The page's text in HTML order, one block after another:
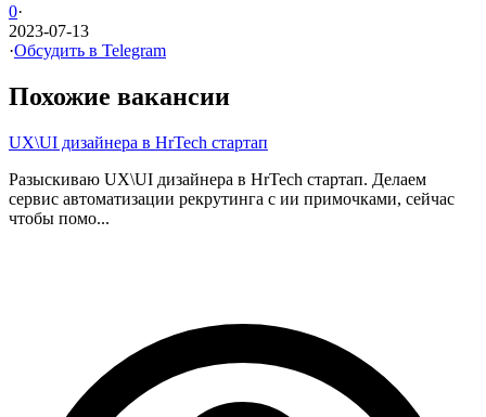
0·
2023-07-13
·Обсудить в Telegram
Похожие вакансии
UX\UI дизайнера в HrTech стартап
Разыскиваю UX\UI дизайнера в HrTech стартап. Делаем
сервис автоматизации рекрутинга с ии примочками, сейчас
чтобы помо...